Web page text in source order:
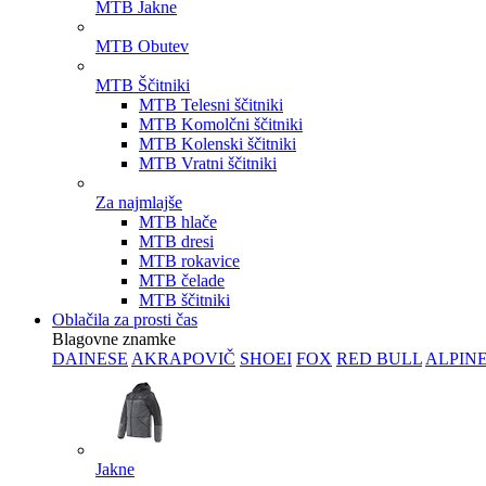
MTB Jakne
MTB Obutev
MTB Ščitniki
MTB Telesni ščitniki
MTB Komolčni ščitniki
MTB Kolenski ščitniki
MTB Vratni ščitniki
Za najmlajše
MTB hlače
MTB dresi
MTB rokavice
MTB čelade
MTB ščitniki
Oblačila za prosti čas
Blagovne znamke
DAINESE AKRAPOVIČ SHOEI FOX RED BULL
Jakne